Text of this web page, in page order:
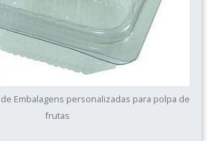
Embalagens personalizadas para polpa de
frutas